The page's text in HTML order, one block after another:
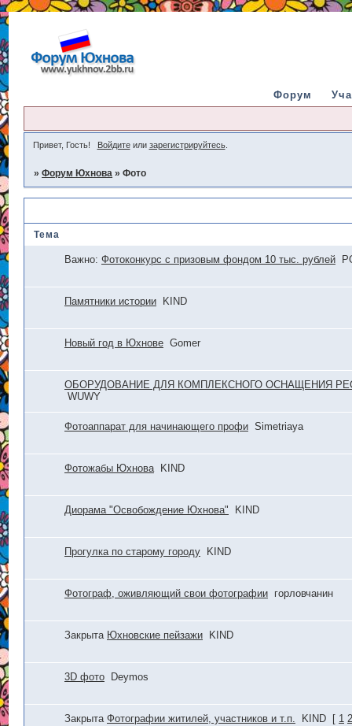
Форум
Привет, Гость! Войдитеили зарегистрируйтесь.
»Форум Юхнова »Фото
Тема
Важно: Фотоконкурс с призовым фондом 10 тыс. рублей
Памятники истории KIND
Новый год в Юхнове Gomer
ОБОРУДОВАНИЕ ДЛЯ КОМПЛЕКСНОГО ОСНАЩЕНИЯ
WUWY
Фотоаппарат для начинающего профи Simetriaya
Фотожабы Юхнова KIND
Диорама "Освобождение Юхнова" KIND
Прогулка по старому городу KIND
Фотограф, оживляющий свои фотографии горловчанин
Закрыта Юхновские пейзажи KIND
3D фото Deymos
Закрыта Фотографии житилей, участников и т.п. KIND [ 1 2